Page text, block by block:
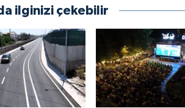
ilginizi çekebilir